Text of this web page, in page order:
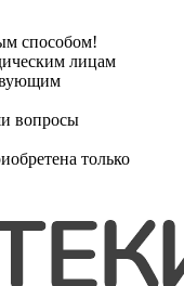
способом!
лицам
вопросы
только